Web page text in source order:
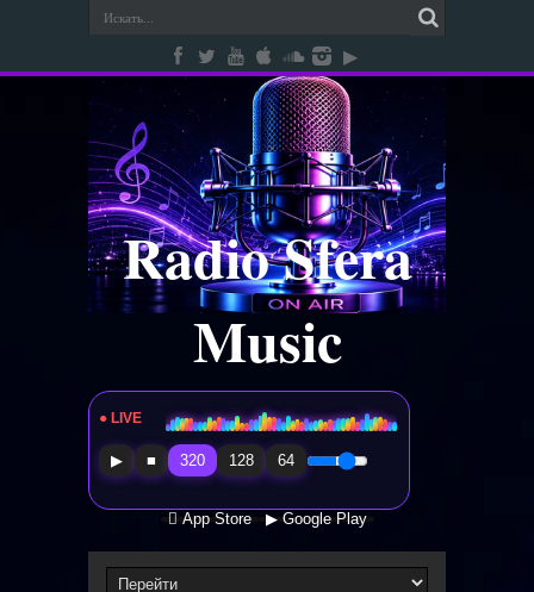
Radio Sfera
Music
● LIVE Radio Sfera Music
▶ ■ 320 128 64
 App Store ▶ Google Play